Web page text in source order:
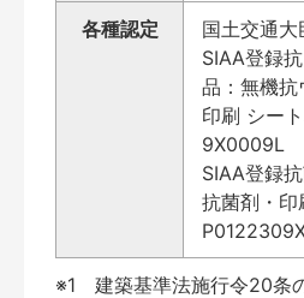
各種認定
国土交通
SIAA登録
品：無機抗
印刷 シー
9X0009L
SIAA登録
抗菌剤・
※1 建築基準法施行令20条